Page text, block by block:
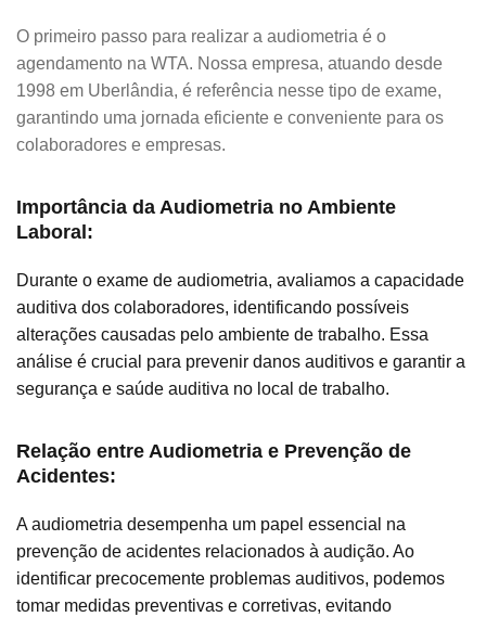
O primeiro passo para realizar a audiometria é o
agendamento na WTA. Nossa empresa, atuando desde
1998 em Uberlândia, é referência nesse tipo de exame,
garantindo uma jornada eficiente e conveniente para os
colaboradores e empresas.
Importância da Audiometria no Ambiente
Laboral:
Durante o exame de audiometria, avaliamos a capacidade
auditiva dos colaboradores, identificando possíveis
alterações causadas pelo ambiente de trabalho. Essa
análise é crucial para prevenir danos auditivos e garantir a
segurança e saúde auditiva no local de trabalho.
Relação entre Audiometria e Prevenção de
Acidentes:
A audiometria desempenha um papel essencial na
prevenção de acidentes relacionados à audição. Ao
identificar precocemente problemas auditivos, podemos
tomar medidas preventivas e corretivas, evitando